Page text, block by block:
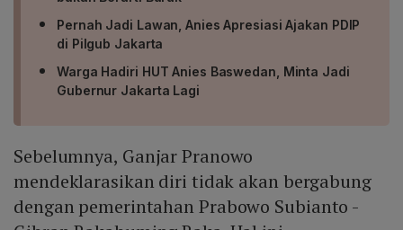
Pernah Jadi Lawan, Anies Apresiasi Ajakan PDIP
di Pilgub Jakarta
Warga Hadiri HUT Anies Baswedan, Minta Jadi
Gubernur Jakarta Lagi
Sebelumnya, Ganjar Pranowo
mendeklarasikan diri tidak akan bergabung
dengan pemerintahan Prabowo Subianto -